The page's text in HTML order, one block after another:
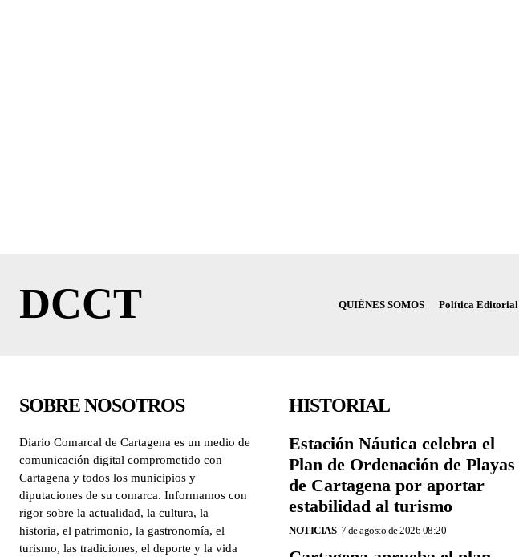
DCCT QUIÉNES SOMOS Política Editorial
SOBRE NOSOTROS
Diario Comarcal de Cartagena es un medio de
comunicación digital comprometido con
Cartagena y todos los municipios y
diputaciones de su comarca. Informamos con
rigor sobre la actualidad, la cultura, la
historia, el patrimonio, la gastronomía, el
turismo, las tradiciones, el deporte y la vida
HISTORIAL
Estación Náutica celebra el
Plan de Ordenación de Playas
de Cartagena por aportar
estabilidad al turismo
NOTICIAS 7 de agosto de 2026 08:20